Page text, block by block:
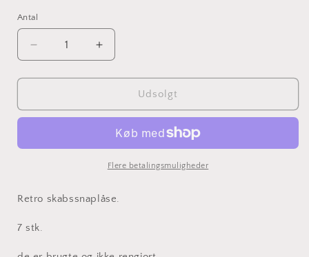
Antal
Antal
Reducer
antallet
for
skabssnaplåse
Øg
antallet
for
skabssnaplåse
Udsolgt
Flere betalingsmuligheder
Retro skabssnaplåse.
7 stk.